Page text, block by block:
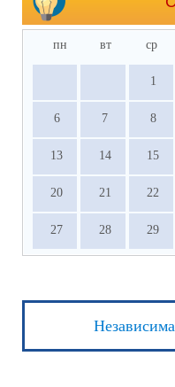
пн вт ср
1
6 7 8
13 14 15
20 21 22
27 28 29